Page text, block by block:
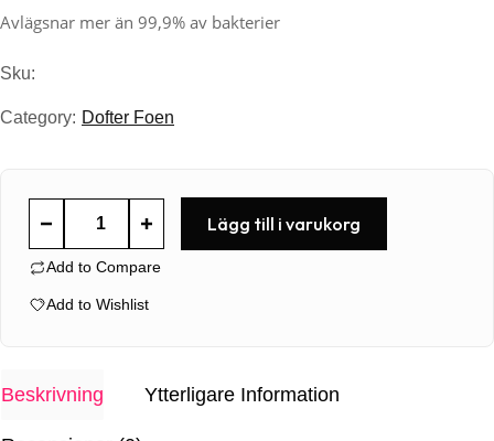
Avlägsnar mer än 99,9% av bakterier
Sku:
Category: Dofter Foen
Antibacterial
Cleaner
5L
Lägg till i varukorg
Add to Compare
Add to Wishlist
Beskrivning Ytterligare Information